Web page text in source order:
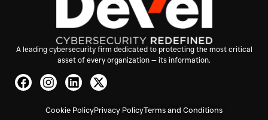
A leading cybersecurity firm dedicated to protecting the most critical
asset of every organization — its information.
Cookie PolicyPrivacy PolicyTerms and Conditions